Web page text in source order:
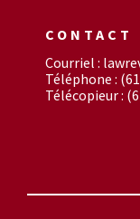
CONTACT
Courriel :
Téléphone :
Télécopieur :